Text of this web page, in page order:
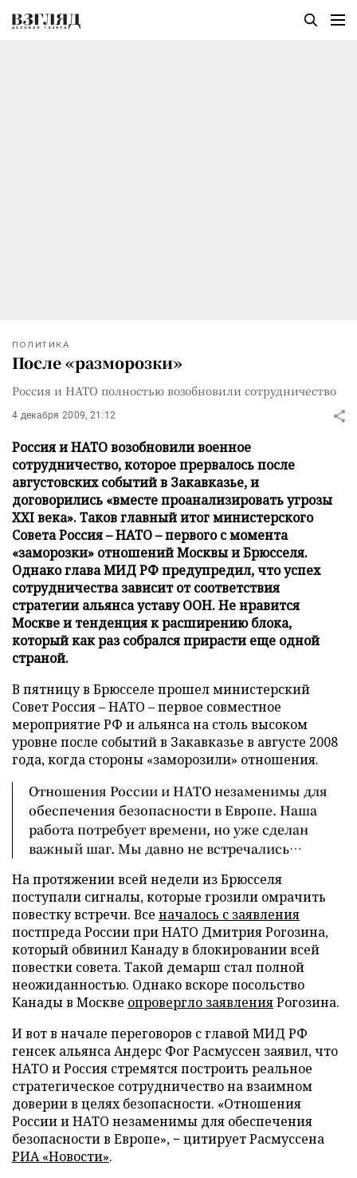
ПОЛИТИКА
После «разморозки»
Россия и НАТО полностью возобновили сотрудничество
4 декабря 2009, 21:12
Россия и НАТО возобновили военное
сотрудничество, которое прервалось после
августовских событий в Закавказье, и
договорились «вместе проанализировать угрозы
XXI века». Таков главный итог министерского
Совета Россия – НАТО – первого с момента
«заморозки» отношений Москвы и Брюсселя.
Однако глава МИД РФ предупредил, что успех
сотрудничества зависит от соответствия
стратегии альянса уставу ООН. Не нравится
Москве и тенденция к расширению блока,
который как раз собрался прирасти еще одной
страной.
В пятницу в Брюсселе прошел министерский
Совет Россия – НАТО – первое совместное
мероприятие РФ и альянса на столь высоком
уровне после событий в Закавказье в августе 2008
года, когда стороны «заморозили» отношения.
Отношения России и НАТО незаменимы для
обеспечения безопасности в Европе. Наша
работа потребует времени, но уже сделан
важный шаг. Мы давно не встречались…
На протяжении всей недели из Брюсселя
поступали сигналы, которые грозили омрачить
повестку встречи. Все началось с заявления
постпреда России при НАТО Дмитрия Рогозина,
который обвинил Канаду в блокировании всей
повестки совета. Такой демарш стал полной
неожиданностью. Однако вскоре посольство
Канады в Москве опровергло заявленияРогозина.
И вот в начале переговоров с главой МИД РФ
генсек альянса Андерс Фог Расмуссен заявил, что
НАТО и Россия стремятся построить реальное
стратегическое сотрудничество на взаимном
доверии в целях безопасности. «Отношения
России и НАТО незаменимы для обеспечения
безопасности в Европе», − цитирует Расмуссена
РИА «Новости».